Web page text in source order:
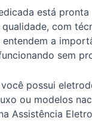
está
com
entendem a
sem
possui
ou modelos
Assistência